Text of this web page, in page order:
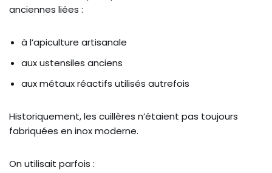
anciennes liées :
à l’apiculture artisanale
aux ustensiles anciens
aux métaux réactifs utilisés autrefois
Historiquement, les cuillères n’étaient pas toujours
fabriquées en inox moderne.
On utilisait parfois :